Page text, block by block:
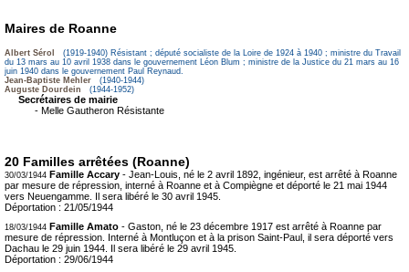
Maires de Roanne
Albert Sérol
(1919-1940) Résistant ; député socialiste de la Loire de 1924 à 1940 ; ministre du Travail
du 13 mars au 10 avril 1938 dans le gouvernement Léon Blum ; ministre de la Justice du 21 mars au 16
juin 1940 dans le gouvernement Paul Reynaud.
Jean-Baptiste Mehler
(1940-1944)
Auguste Dourdein
(1944-1952)
Secrétaires de mairie
- Melle Gautheron Résistante
20 Familles arrêtées (Roanne)
30/03/1944 Famille Accary - Jean-Louis, né le 2 avril 1892, ingénieur, est arrêté à Roanne
par mesure de répression, interné à Roanne et à Compiègne et déporté le 21 mai 1944
vers Neuengamme. Il sera libéré le 30 avril 1945.
Déportation : 21/05/1944
18/03/1944 Famille Amato - Gaston, né le 23 décembre 1917 est arrêté à Roanne par
mesure de répression. Interné à Montluçon et à la prison Saint-Paul, il sera déporté vers
Dachau le 29 juin 1944. Il sera libéré le 29 avril 1945.
Déportation : 29/06/1944